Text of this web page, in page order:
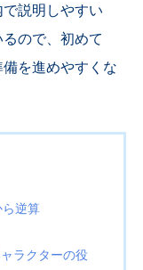
説明しやすい
ので、初めて
を進めやすくな
逆算
ラクターの役